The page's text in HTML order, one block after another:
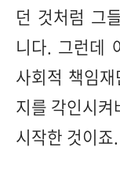
던 것처럼 그
니다. 그런데
사회적 책임
지를 각인시
시작한 것이죠.